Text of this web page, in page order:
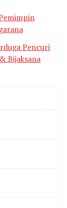
Pencuri
Bijaksana